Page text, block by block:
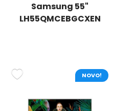
Samsung 55"
LH55QMCEBGCXEN
NOVO!